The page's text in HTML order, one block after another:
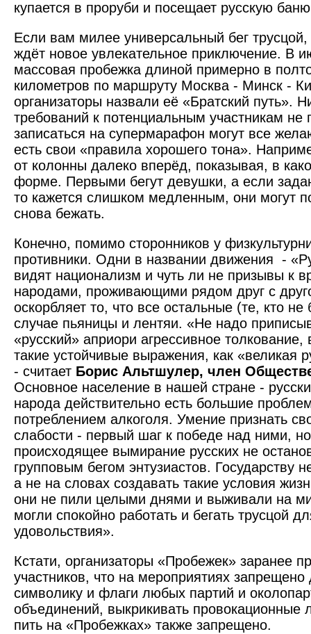
купается в проруби и посещает русскую
Если вам милее универсальный бег
ждёт новое увлекательное приключение. В
массовая пробежка длиной примерно в
километров по маршруту Москва - Минск -
организаторы назвали её «Братский путь».
требований к потенциальным участникам не
записаться на супермарафон могут все
есть свои «правила хорошего тона».
от колонны далеко вперёд, показывая, в
форме. Первыми бегут девушки, а если
то кажется слишком медленным, они могут
снова бежать.
Конечно, помимо сторонников у
противники. Одни в названии движения -
видят национализм и чуть ли не призывы к
народами, проживающими рядом друг с
оскорбляет то, что все остальные (те, кто не
случае пьяницы и лентяи. «Не надо
«русский» априори агрессивное толкование,
такие устойчивые выражения, как «великая
- считает Борис Альтшулер, член
Основное население в нашей стране -
народа действительно есть большие
потреблением алкоголя. Умение признать
слабости - первый шаг к победе над ними,
происходящее вымирание русских не
групповым бегом энтузиастов. Государству
а не на словах создавать такие условия
они не пили целыми днями и выживали на
могли спокойно работать и бегать трусцой
удовольствия».
Кстати, организаторы «Пробежек» заранее
участников, что на мероприятиях запрещено
символику и флаги любых партий и
объединений, выкрикивать провокационные
пить на «Пробежках» также запрещено.